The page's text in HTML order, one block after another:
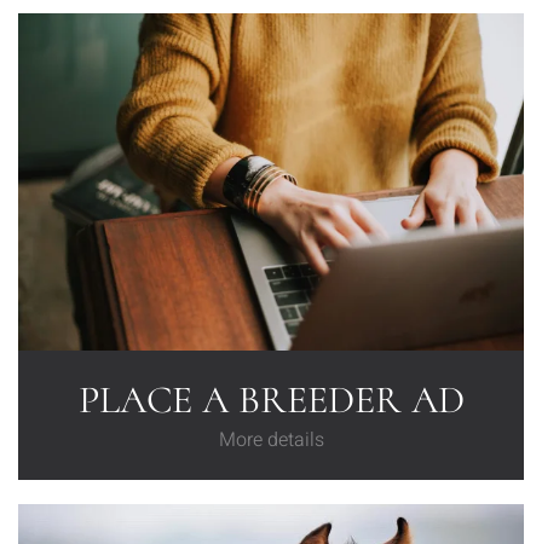
PLACE A BREEDER AD
More details